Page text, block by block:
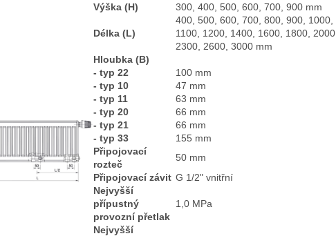
Výška (H) 300, 400, 500, 600, 700, 900 mm
Délka (L)
400, 500, 600, 700, 800, 900, 1000,
1100, 1200, 1400, 1600, 1800, 2000,
2300, 2600, 3000 mm
Hloubka (B)
- typ 22
100 mm
- typ 10
47 mm
- typ 11
63 mm
- typ 20
66 mm
- typ 21
66 mm
- typ 33
155 mm
Připojovací
rozteč
50 mm
Připojovací závit G 1/2" vnitřní
Nejvyšší
přípustný
provozní přetlak
1,0 MPa
Nejvyšší